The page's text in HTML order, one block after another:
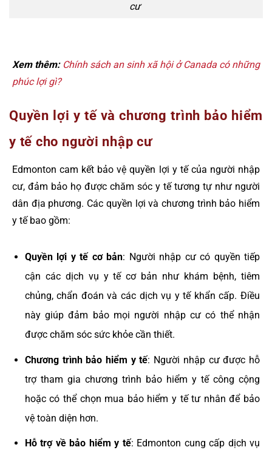
cư
Xem thêm: Chính sách an sinh xã hội ở Canada có những
phúc lợi gì?
Quyền lợi y tế và chương trình bảo hiểm
y tế cho người nhập cư
Edmonton cam kết bảo vệ quyền lợi y tế của người nhập
cư, đảm bảo họ được chăm sóc y tế tương tự như người
dân địa phương. Các quyền lợi và chương trình bảo hiểm
y tế bao gồm:
Quyền lợi y tế cơ bản: Người nhập cư có quyền tiếp
cận các dịch vụ y tế cơ bản như khám bệnh, tiêm
chủng, chẩn đoán và các dịch vụ y tế khẩn cấp. Điều
này giúp đảm bảo mọi người nhập cư có thể nhận
được chăm sóc sức khỏe cần thiết.
Chương trình bảo hiểm y tế: Người nhập cư được hỗ
trợ tham gia chương trình bảo hiểm y tế công cộng
hoặc có thể chọn mua bảo hiểm y tế tư nhân để bảo
vệ toàn diện hơn.
Hỗ trợ về bảo hiểm y tế: Edmonton cung cấp dịch vụ